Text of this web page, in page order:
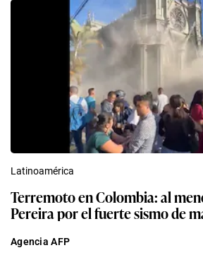
Latinoamérica
Terremoto en Colombia: al
Pereira por el fuerte sismo de
Agencia AFP